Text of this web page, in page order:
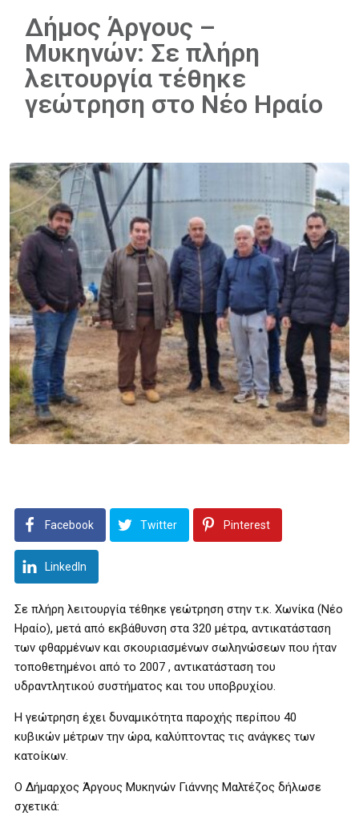
Δήμος Άργους –
Μυκηνών: Σε πλήρη
λειτουργία τέθηκε
γεώτρηση στο Νέο Ηραίο
Facebook Twitter Pinterest
LinkedIn
Σε πλήρη λειτουργία τέθηκε γεώτρηση στην τ.κ. Χωνίκα (Νέο
Ηραίο), μετά από εκβάθυνση στα 320 μέτρα, αντικατάσταση
των φθαρμένων και σκουριασμένων σωληνώσεων που ήταν
τοποθετημένοι από το 2007 , αντικατάσταση του
υδραντλητικού συστήματος και του υποβρυχίου.
Η γεώτρηση έχει δυναμικότητα παροχής περίπου 40
κυβικών μέτρων την ώρα, καλύπτοντας τις ανάγκες των
κατοίκων.
Ο Δήμαρχος Άργους Μυκηνών Γιάννης Μαλτέζος δήλωσε
σχετικά: